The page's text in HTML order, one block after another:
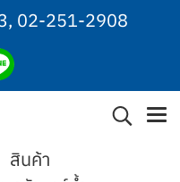
, 02-251-2908
สินค้า